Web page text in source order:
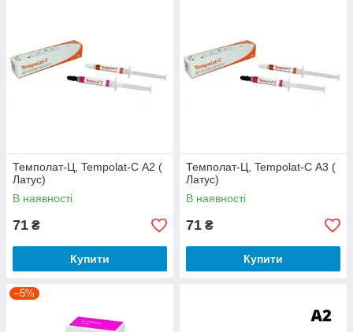
Темполат-Ц, Tempolat-С А2 (
Латус)
В наявності
71 ₴
Купити
Темполат-Ц, Tempolat-С А3 (
Латус)
В наявності
71 ₴
Купити
–5%